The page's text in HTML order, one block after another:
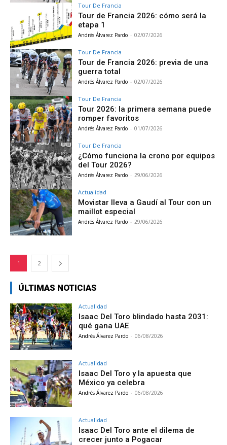
Tour De Francia
Tour de Francia 2026: cómo será la
etapa 1
Andrés Álvarez Pardo - 02/07/2026
Tour De Francia
Tour de Francia 2026: previa de una
guerra total
Andrés Álvarez Pardo - 02/07/2026
Tour De Francia
Tour 2026: la primera semana puede
romper favoritos
Andrés Álvarez Pardo - 01/07/2026
Tour De Francia
¿Cómo funciona la crono por equipos
del Tour 2026?
Andrés Álvarez Pardo - 29/06/2026
Actualidad
Movistar lleva a Gaudí al Tour con un
maillot especial
Andrés Álvarez Pardo - 29/06/2026
1 2
ÚLTIMAS NOTICIAS
Actualidad
Isaac Del Toro blindado hasta 2031:
qué gana UAE
Andrés Álvarez Pardo - 06/08/2026
Actualidad
Isaac Del Toro y la apuesta que
México ya celebra
Andrés Álvarez Pardo - 06/08/2026
Actualidad
Isaac Del Toro ante el dilema de
crecer junto a Pogacar